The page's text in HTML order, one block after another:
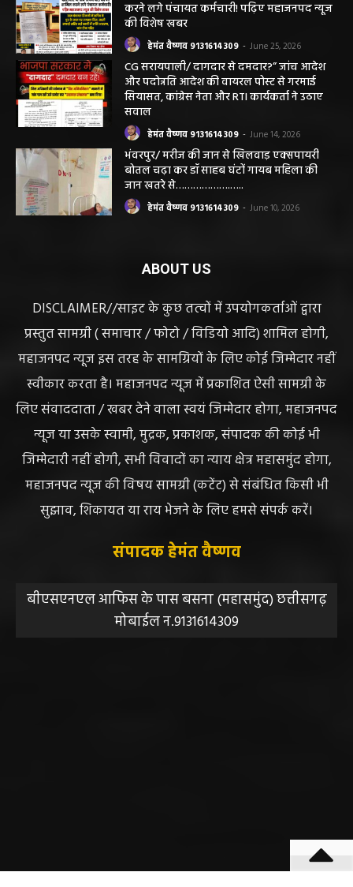
सरायपाली/ भ्रष्टाचार में अब अपने बेटों को भी शामिल
करने लगे पंचायत कर्मचारी! पढ़िए महाजनपद न्यूज
की विशेष खबर
हेमंत वैष्णव 9131614309 - June 25, 2026
CG सरायपाली/ दागदार से दमदार?” जांच आदेश
और पदोन्नति आदेश की वायरल पोस्ट से गरमाई
सियासत, कांग्रेस नेता और RTI कार्यकर्ता ने उठाए
सवाल
हेमंत वैष्णव 9131614309 - June 14, 2026
भंवरपुर/ मरीज की जान से खिलवाड़ एक्सपायरी
बोतल चढ़ा कर डॉ साहब घंटों गायब महिला की
जान खतरे से……………….…..
DISCLAIMER//साइट के कुछ तत्वों में उपयोगकर्ताओं द्वारा
प्रस्तुत सामग्री ( समाचार / फोटो / विडियो आदि) शामिल होगी,
महाजनपद न्यूज इस तरह के सामग्रियों के लिए कोई जिम्मेदार नहीं
स्वीकार करता है। महाजनपद न्यूज में प्रकाशित ऐसी सामग्री के
लिए संवाददाता / खबर देने वाला स्वयं जिम्मेदार होगा, महाजनपद
न्यूज या उसके स्वामी, मुद्रक, प्रकाशक, संपादक की कोई भी
जिम्मेदारी नहीं होगी, सभी विवादों का न्याय क्षेत्र महासमुंद होगा,
महाजनपद न्यूज की विषय सामग्री (कटेंट) से संबंधित किसी भी
बीएसएनएल आफिस के पास बसना (महासमुंद) छत्तीसगढ़